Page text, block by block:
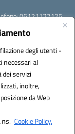
degli utenti -
necessari al
servizi
inoltre,
da Web
ns. Cookie Policy.
06121127125
- Telefono:
S.r.l.
Italia